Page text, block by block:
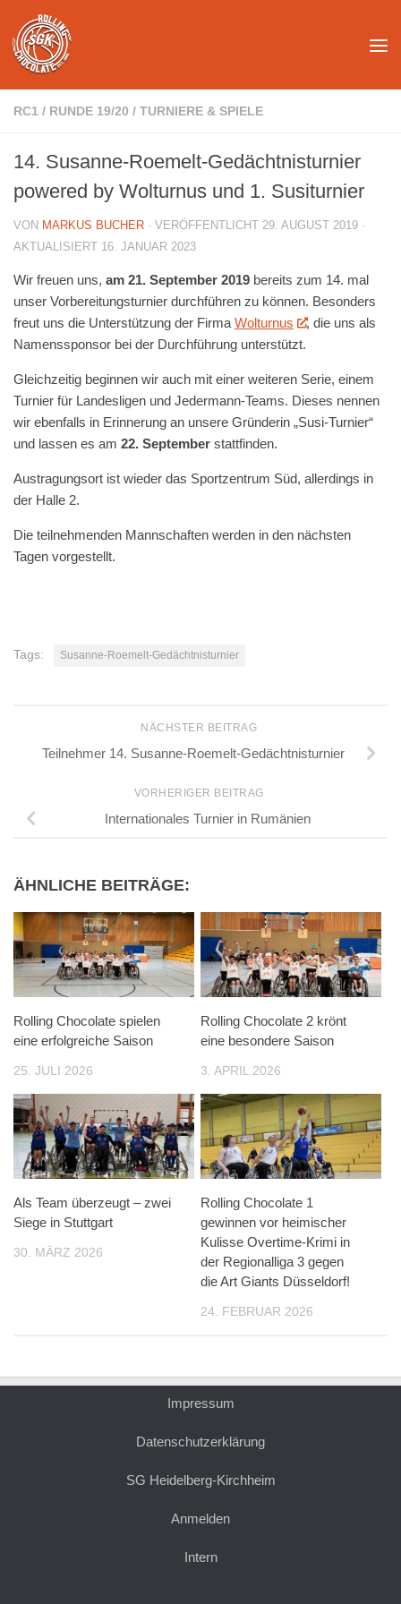
Unter dem Inhalt
RC1 / RUNDE 19/20 / TURNIERE & SPIELE
14. Susanne-Roemelt-Gedächtnisturnier
powered by Wolturnus und 1. Susiturnier
VON MARKUS BUCHER · VERÖFFENTLICHT 29. AUGUST 2019 ·
AKTUALISIERT 16. JANUAR 2023
Wir freuen uns, am 21. September 2019 bereits zum 14. mal
unser Vorbereitungsturnier durchführen zu können. Besonders
freut uns die Unterstützung der Firma Wolturnus
, die uns als
Namenssponsor bei der Durchführung unterstützt.
Gleichzeitig beginnen wir auch mit einer weiteren Serie, einem
Turnier für Landesligen und Jedermann-Teams. Dieses nennen
wir ebenfalls in Erinnerung an unsere Gründerin „Susi-Turnier“
und lassen es am 22. September stattfinden.
Austragungsort ist wieder das Sportzentrum Süd, allerdings in
der Halle 2.
Die teilnehmenden Mannschaften werden in den nächsten
Tagen vorgestellt.
Tags: Susanne-Roemelt-Gedächtnisturnier
NÄCHSTER BEITRAG
Teilnehmer 14. Susanne-Roemelt-Gedächtnisturnier
VORHERIGER BEITRAG
Internationales Turnier in Rumänien
ÄHNLICHE BEITRÄGE:
Rolling Chocolate spielen
eine erfolgreiche Saison
25. JULI 2026
Rolling Chocolate 2 krönt
eine besondere Saison
3. APRIL 2026
Als Team überzeugt – zwei
Siege in Stuttgart
30. MÄRZ 2026
Rolling Chocolate 1
gewinnen vor heimischer
Kulisse Overtime-Krimi in
der Regionalliga 3 gegen
die Art Giants Düsseldorf!
24. FEBRUAR 2026
Impressum
Datenschutzerklärung
SG Heidelberg-Kirchheim
Anmelden
Intern